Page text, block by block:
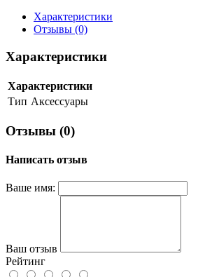
Характеристики
Отзывы (0)
Характеристики
Характеристики
Тип Аксессуары
Отзывы (0)
Написать отзыв
Ваше имя:
Ваш отзыв
Рейтинг